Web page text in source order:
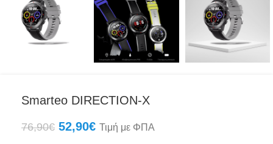
Smarteo DIRECTION-X
76,90€ 52,90€ Τιμή με ΦΠΑ